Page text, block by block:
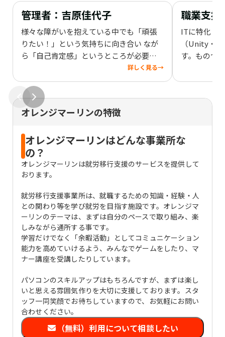
管理者：吉原佳代子
様々な障がいを抱えている中でも「頑張
りたい！」という気持ちに向き合い なが
ら「自己肯定感」というところが必要だ
と思います。自分の良い面を見 付け伸ば
していく事で今後の道がひらけていける
様に、様々な発見・経験を して頂ければ
と思います。
詳しく見る→
職業支援
ITに特化し
（Unity・
す。ものつ
思います！
オレンジマーリンの特徴
オレンジマーリンはどんな事業所な
の？
オレンジマーリンは就労移行支援のサービスを提供して
おります。
就労移行支援事業所は、就職するための知識・経験・人
との関わり等を学び就労を目指す施設です。オレンジマ
ーリンのテーマは、まずは自分のペースで取り組み、楽
しみながら通所する事です。
学習だけでなく「余暇活動」としてコミュニケーション
能力を高めていけるよう、みんなでゲームをしたり、マ
ナー講座を受講したりしています。
パソコンのスキルアップはもちろんですが、まずは楽し
いと思える雰囲気作りを大切に支援しております。スタ
ッフ一同笑顔でお待ちしていますので、お気軽にお問い
合わせください。
（無料）利用について相談したい